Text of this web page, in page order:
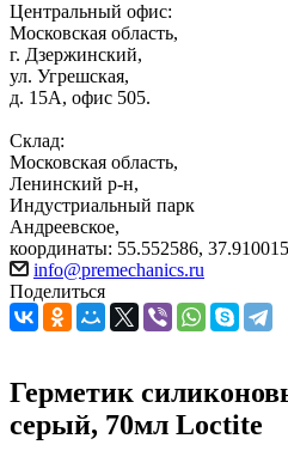
Центральный офис:
Московская область,
г. Дзержинский,
ул. Угрешская,
д. 15А, офис 505.
Склад:
Московская область,
Ленинский р-н,
Индустриальный парк
Андреевское,
координаты: 55.552586, 37.910015
info@premechanics.ru
Поделиться
Герметик
серый, 70мл Loctite